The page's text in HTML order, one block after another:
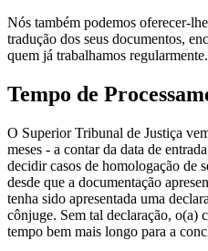
Nós também podemos oferecer-
tradução dos seus documentos,
quem já trabalhamos regularmente.
Tempo de
O Superior Tribunal de Justiça
meses - a contar da data de
decidir casos de homologação de
desde que a documentação
tenha sido apresentada uma
cônjuge. Sem tal declaração, o(a)
tempo bem mais longo para a